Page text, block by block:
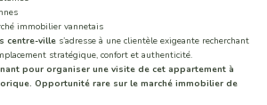
immobilier vannetais
centre-ville s’adresse à une clientèle exigeante recherchant
stratégique, confort et authenticité.
pour organiser une visite de cet appartement à
Opportunité rare sur le marché immobilier de